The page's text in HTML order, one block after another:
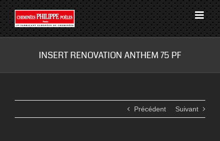
Passer
au
contenu
INSERT RENOVATION ANTHEM 75 PF
Précédent Suivant